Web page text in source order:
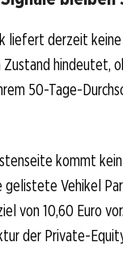
liefert derzeit
hindeutet,
50-Tage-
kommt
gelistete Vehikel
von 10,60 Euro
der Private-